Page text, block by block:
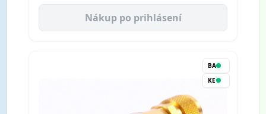
Nákup po prihlásení
BA
KE